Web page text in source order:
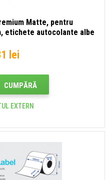
Matte, pentru
etichete autocolante albe
lei
CUMPĂRĂ
EXTERN